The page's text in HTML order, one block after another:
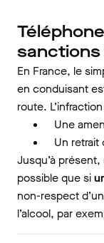
sanctions
En France, le
en conduisant
route.
Une
Un
Jusqu’à
possible que si
non-respect
l’alcool, par